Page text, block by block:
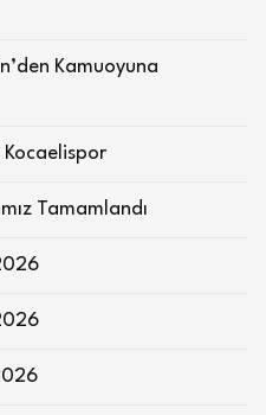
Kamuoyuna
Tamamlandı